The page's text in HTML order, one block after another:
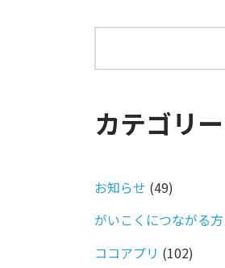
カテゴリー
お知らせ (49)
がいこくにつながる方
ココアプリ (102)